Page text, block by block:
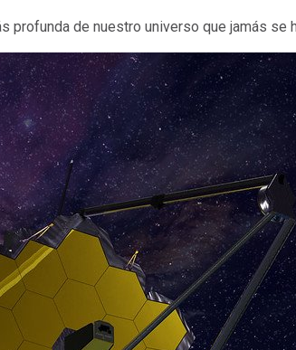
profunda de nuestro universo que jamás se